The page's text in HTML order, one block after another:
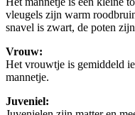
vleugels zijn warm
snavel is zwart, de poten
Vrouw:
Het vrouwtje is gemiddeld
mannetje.
Juveniel: